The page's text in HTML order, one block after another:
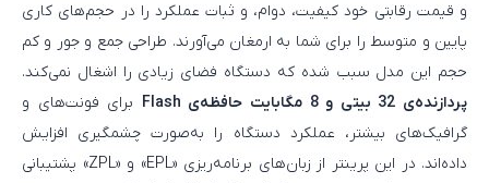
و قیمت رقابتی خود کیفیت، دوام، و ثبات عملکرد را در حجم‌های کاری
پایین و متوسط را برای شما به ارمغان می‌آورند. طراحی جمع‌ و جور و کم‌
حجم این مدل سبب شده که دستگاه فضای زیادی را اشغال نمی‌کند.
پردازنده‌ی 32 بیتی و 8 مگابایت حافظه‌ی Flash
برای فونت‌های و
گرافیک‌های بیشتر، عملکرد دستگاه را به‌صورت چشمگیری افزایش
داد‌ه‌اند. در این پرینتر از زبان‌های برنامه‌ریزی «EPL» و «ZPL» پشتیبانی